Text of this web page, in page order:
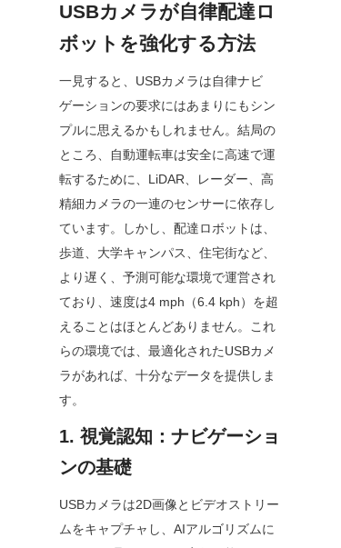
USBカメラが自律配達ロ
ボットを強化する方法
一見すると、USBカメラは自律ナビ
ゲーションの要求にはあまりにもシン
プルに思えるかもしれません。結局の
ところ、自動運転車は安全に高速で運
転するために、LiDAR、レーダー、高
精細カメラの一連のセンサーに依存し
ています。しかし、配達ロボットは、
歩道、大学キャンパス、住宅街など、
より遅く、予測可能な環境で運営され
ており、速度は4 mph（6.4 kph）を超
えることはほとんどありません。これ
らの環境では、最適化されたUSBカメ
ラがあれば、十分なデータを提供しま
す。
1. 視覚認知：ナビゲーショ
ンの基礎
USBカメラは2D画像とビデオストリー
ムをキャプチャし、AIアルゴリズムに